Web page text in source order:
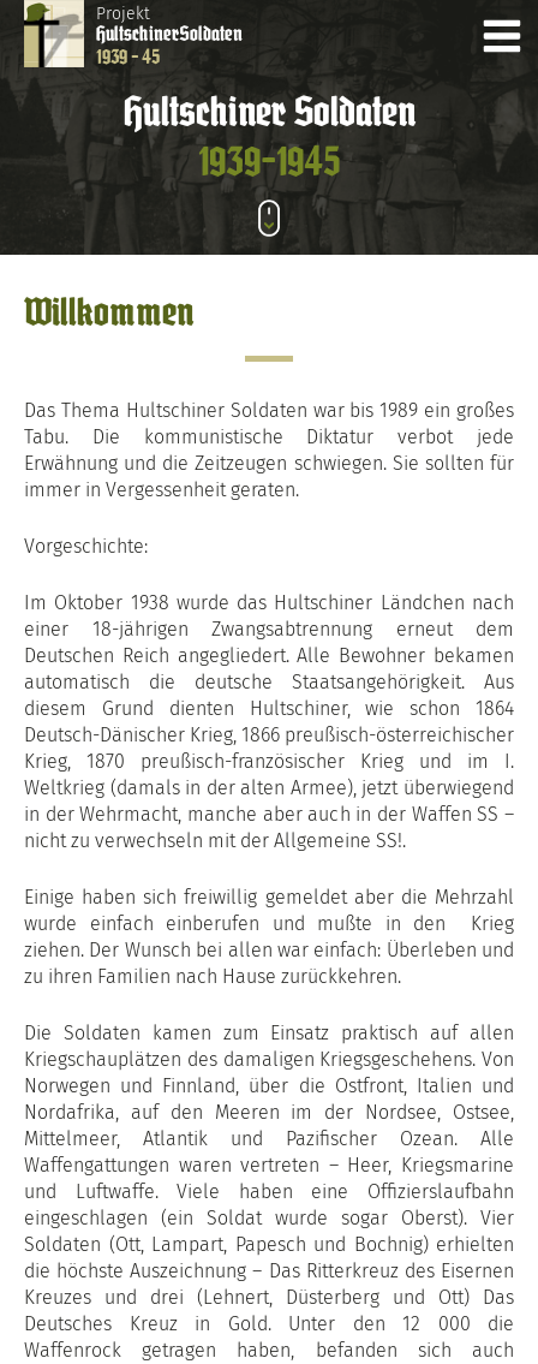
Projekt
HultschinerSoldaten
1939 - 45
Hultschiner Soldaten
1939-1945
Willkommen
Das Thema Hultschiner Soldaten war bis 1989 ein großes
Tabu. Die kommunistische Diktatur verbot jede
Erwähnung und die Zeitzeugen schwiegen. Sie sollten für
immer in Vergessenheit geraten.
Vorgeschichte:
Im Oktober 1938 wurde das Hultschiner Ländchen nach
einer 18-jährigen Zwangsabtrennung erneut dem
Deutschen Reich angegliedert. Alle Bewohner bekamen
automatisch die deutsche Staatsangehörigkeit. Aus
diesem Grund dienten Hultschiner, wie schon 1864
Deutsch-Dänischer Krieg, 1866 preußisch-österreichischer
Krieg, 1870 preußisch-französischer Krieg und im I.
Weltkrieg (damals in der alten Armee), jetzt überwiegend
in der Wehrmacht, manche aber auch in der Waffen SS –
nicht zu verwechseln mit der Allgemeine SS!.
Einige haben sich freiwillig gemeldet aber die Mehrzahl
wurde einfach einberufen und mußte in den Krieg
ziehen. Der Wunsch bei allen war einfach: Überleben und
zu ihren Familien nach Hause zurückkehren.
Die Soldaten kamen zum Einsatz praktisch auf allen
Kriegschauplätzen des damaligen Kriegsgeschehens. Von
Norwegen und Finnland, über die Ostfront, Italien und
Nordafrika, auf den Meeren im der Nordsee, Ostsee,
Mittelmeer, Atlantik und Pazifischer Ozean. Alle
Waffengattungen waren vertreten – Heer, Kriegsmarine
und Luftwaffe. Viele haben eine Offizierslaufbahn
eingeschlagen (ein Soldat wurde sogar Oberst). Vier
Soldaten (Ott, Lampart, Papesch und Bochnig) erhielten
die höchste Auszeichnung – Das Ritterkreuz des Eisernen
Kreuzes und drei (Lehnert, Düsterberg und Ott) Das
Deutsches Kreuz in Gold. Unter den 12 000 die
Waffenrock getragen haben, befanden sich auch